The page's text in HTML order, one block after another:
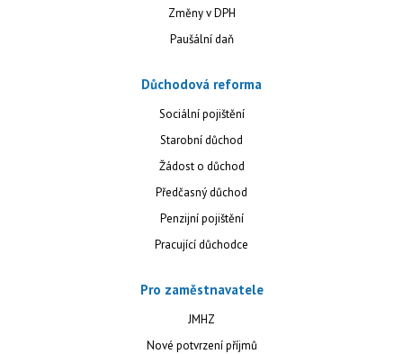
Změny v DPH
Paušální daň
Důchodová reforma
Sociální pojištění
Starobní důchod
Žádost o důchod
Předčasný důchod
Penzijní pojištění
Pracující důchodce
Pro zaměstnavatele
JMHZ
Nové potvrzení příjmů